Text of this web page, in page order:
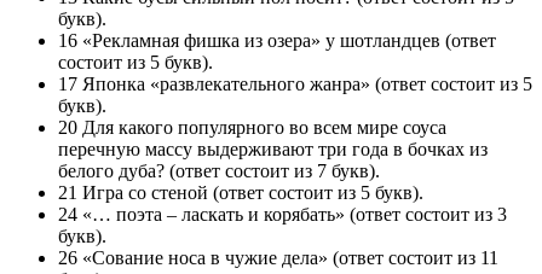
букв).
16 «Рекламная фишка из озера» у шотландцев (ответ
состоит из 5 букв).
17 Японка «развлекательного жанра» (ответ состоит из 5
букв).
20 Для какого популярного во всем мире соуса
перечную массу выдерживают три года в бочках из
белого дуба? (ответ состоит из 7 букв).
21 Игра со стеной (ответ состоит из 5 букв).
24 «… поэта – ласкать и корябать» (ответ состоит из 3
букв).
26 «Сование носа в чужие дела» (ответ состоит из 11